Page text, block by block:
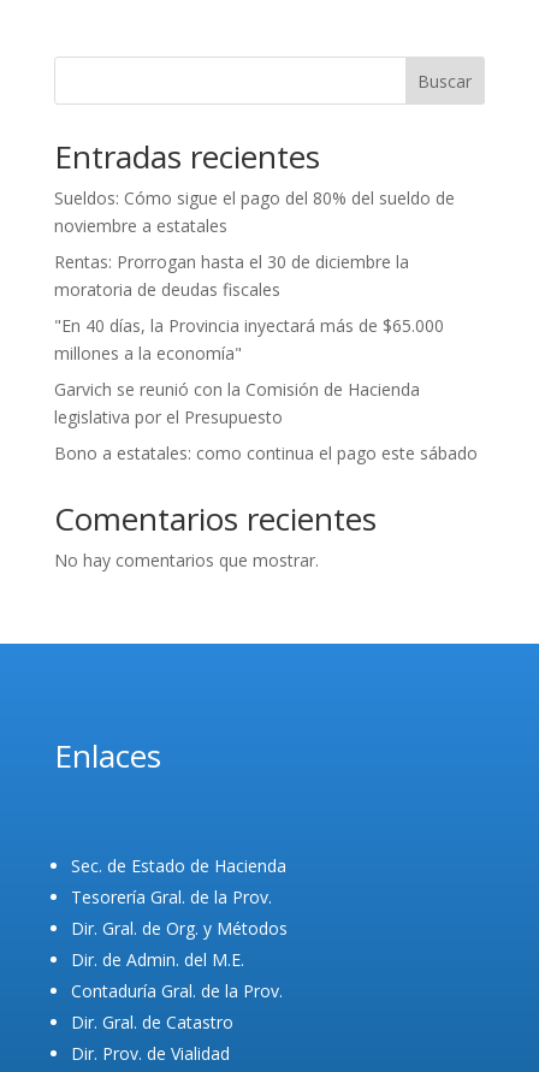
Buscar
Entradas recientes
Sueldos: Cómo sigue el pago del 80% del sueldo de
noviembre a estatales
Rentas: Prorrogan hasta el 30 de diciembre la
moratoria de deudas fiscales
"En 40 días, la Provincia inyectará más de $65.000
millones a la economía"
Garvich se reunió con la Comisión de Hacienda
legislativa por el Presupuesto
Bono a estatales: como continua el pago este sábado
Comentarios recientes
No hay comentarios que mostrar.
Enlaces
Sec. de Estado de Hacienda
Tesorería Gral. de la Prov.
Dir. Gral. de Org. y Métodos
Dir. de Admin. del M.E.
Contaduría Gral. de la Prov.
Dir. Gral. de Catastro
Dir. Prov. de Vialidad